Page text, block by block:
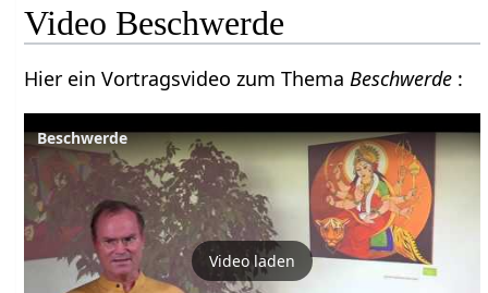
Video Beschwerde
Hier ein Vortragsvideo zum ThemaBeschwerde :
Beschwerde
Video laden